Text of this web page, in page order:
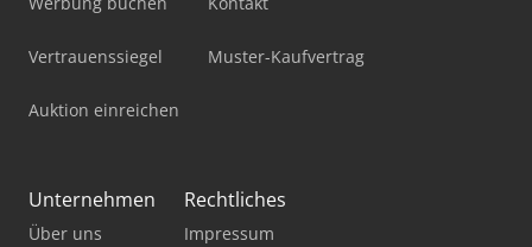
Vertrauenssiegel
Auktion einreichen
Muster-Kaufvertrag
Unternehmen
Über uns
Rechtliches
Impressum